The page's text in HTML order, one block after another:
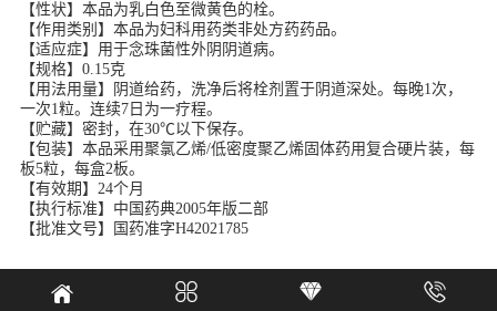
【性状】 本品为乳白色至微黄色的栓。
【作用类别】 本品为妇科用药类非处方药药品。
【适应症】 用于念珠菌性外阴阴道病。
【规格】 0.15克
【用法用量】
阴道给药，洗净后将栓剂置于阴道深处。每晚1次，
一次1粒。连续7日为一疗程。
【贮藏】 密封，在30℃以下保存。
【包装】 本品采用聚氯乙烯/低密度聚乙烯固体药用复合硬片装，每
板5粒，每盒2板。
【有效期】24个月
【执行标准】中国药典2005年版二部
【批准文号】国药准字H42021785
   